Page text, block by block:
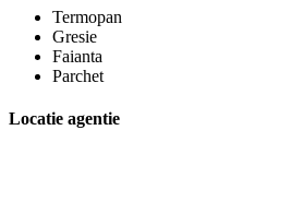
Termopan
Gresie
Faianta
Parchet
Locatie agentie